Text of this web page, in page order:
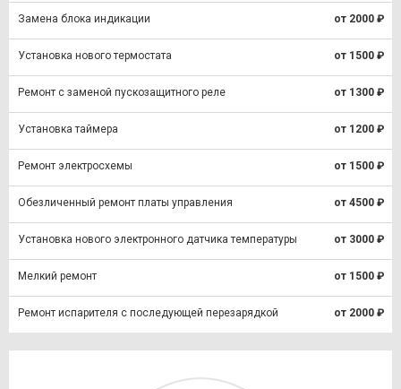
Замена блока индикации от 2000 ₽
Установка нового термостата от 1500 ₽
Ремонт с заменой пускозащитного реле от 1300 ₽
Установка таймера от 1200 ₽
Ремонт электросхемы от 1500 ₽
Обезличенный ремонт платы управления от 4500 ₽
Установка нового электронного датчика температуры от 3000 ₽
Мелкий ремонт от 1500 ₽
Ремонт испарителя с последующей перезарядкой от 2000 ₽